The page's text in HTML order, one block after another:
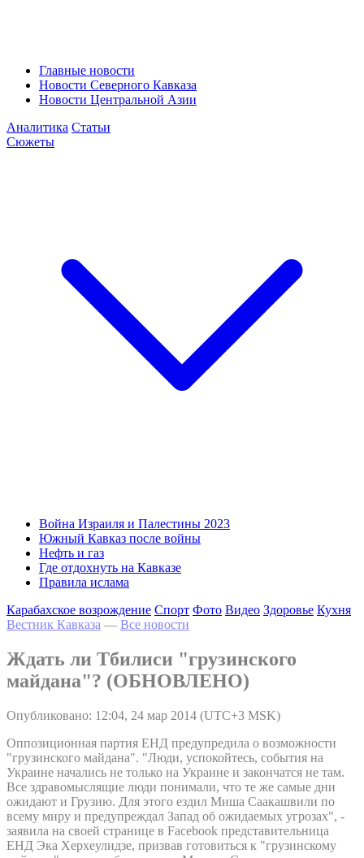
Главные новости
Новости Северного Кавказа
Новости Центральной Азии
Аналитика Статьи
Сюжеты
Война Израиля и Палестины 2023
Южный Кавказ после войны
Нефть и газ
Где отдохнуть на Кавказе
Правила ислама
Карабахское возрождение Спорт Фото Видео Здоровье Кухня
Вестник Кавказа — Все новости
Ждать ли Тбилиси "грузинского
майдана"? (ОБНОВЛЕНО)
Опубликовано: 12:04, 24 мар 2014 (UTC+3 MSK)
Оппозиционная партия ЕНД предупредила о возможности
"грузинского майдана". "Люди, успокойтесь, события на
Украине начались не только на Украине и закончатся не там.
Все здравомыслящие люди понимали, что те же самые дни
ожидают и Грузию. Для этого ездил Миша Саакашвили по
всему миру и предупреждал Запад об ожидаемых угрозах", -
заявила на своей странице в Facebook представительница
ЕНД Эка Херхеулидзе, призвав готовиться к "грузинскому